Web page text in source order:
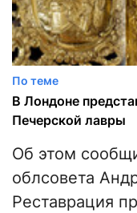
По теме
В Лондоне
Печерской лавры
Об этом
облсовета
Реставрация